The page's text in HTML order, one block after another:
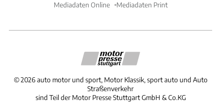
Mediadaten Online Mediadaten Print
©2026 auto motor und sport, Motor Klassik, sport auto und Auto
Straßenverkehr
sind Teil der Motor Presse Stuttgart GmbH & Co.KG